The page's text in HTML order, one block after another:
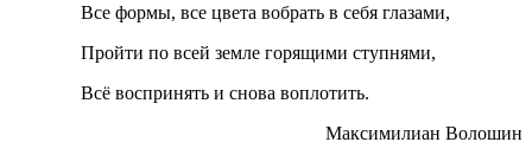
Все формы, все цвета вобрать в себя глазами,
Пройти по всей земле горящими ступнями,
Всё воспринять и снова воплотить.
Максимилиан Волошин